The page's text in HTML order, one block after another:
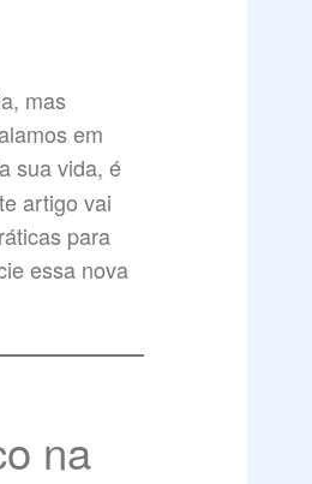
mas
em
sua vida, é
artigo vai
para
essa nova
na